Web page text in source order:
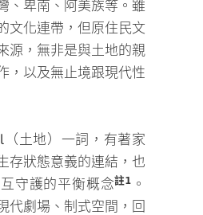
、卑南、阿美族等。雖
文化連帶，但原住民文
源，無非是與土地的親
，以及無止境跟現代性
土地）一詞，有著家
存狀態意義的連結，也
守護的平衡概念註1 。
代劇場、制式空間，回